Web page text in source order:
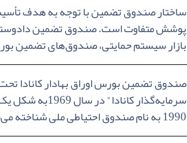
ساختار صندوق تضمین با توجه به هدف
پوشش متفاوت است. صندوق تضمین
بازار سیستم حمایتی، صندوق‌های تضمین
صندوق تضمین بورس اوراق بهادار کانادا
سرمایه‌گذار کانادا" در سال
1990 به نام صندوق احتیاطی ملی شناخته می‌شد.